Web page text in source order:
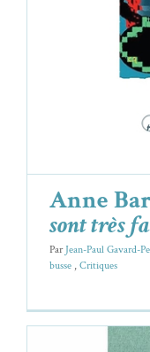
Anne
sont très
Par Jean-Paul Gavard-
busse , Cri­tiques